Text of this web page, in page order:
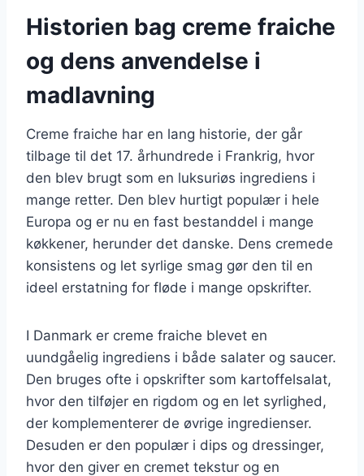
Historien bag creme fraiche
og dens anvendelse i
madlavning
Creme fraiche har en lang historie, der går
tilbage til det 17. århundrede i Frankrig, hvor
den blev brugt som en luksuriøs ingrediens i
mange retter. Den blev hurtigt populær i hele
Europa og er nu en fast bestanddel i mange
køkkener, herunder det danske. Dens cremede
konsistens og let syrlige smag gør den til en
ideel erstatning for fløde i mange opskrifter.
I Danmark er creme fraiche blevet en
uundgåelig ingrediens i både salater og saucer.
Den bruges ofte i opskrifter som kartoffelsalat,
hvor den tilføjer en rigdom og en let syrlighed,
der komplementerer de øvrige ingredienser.
Desuden er den populær i dips og dressinger,
hvor den giver en cremet tekstur og en